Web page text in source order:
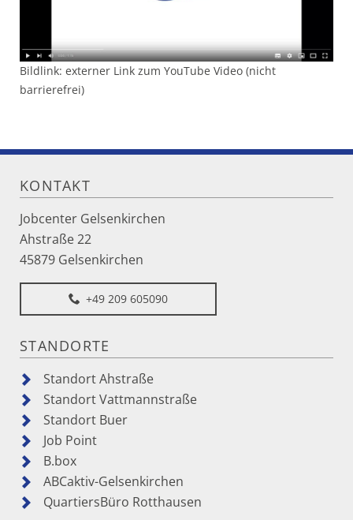
Bildlink: externer Link zum YouTube Video (nicht
barrierefrei)
KONTAKT
Jobcenter Gelsenkirchen
Ahstraße 22
45879 Gelsenkirchen
+49 209 605090
STANDORTE
Standort Ahstraße
Standort Vattmannstraße
Standort Buer
Job Point
B.box
ABCaktiv-Gelsenkirchen
QuartiersBüro Rotthausen